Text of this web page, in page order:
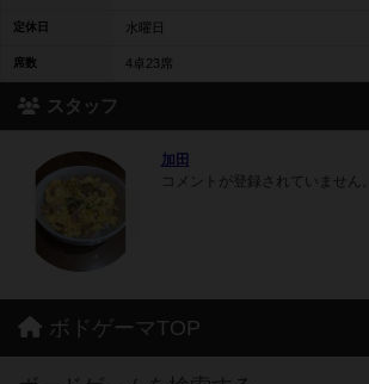
定休日 水曜日
席数 4卓23席
スタッフ
加田
コメントが登録されていません。
ボドゲーマTOP